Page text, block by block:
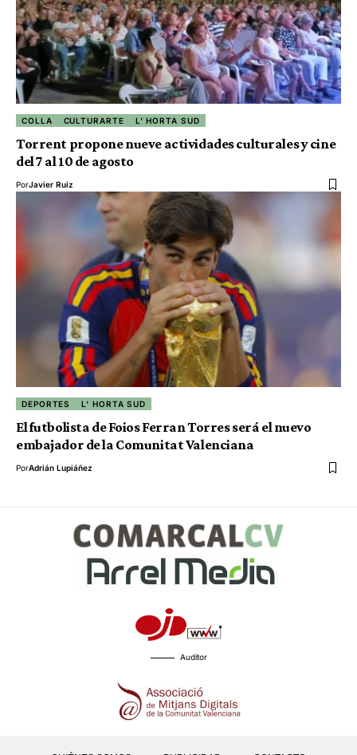
COLLA CULTURARTE L' HORTA SUD
Torrent propone nueve actividades culturales y cine
del 7 al 10 de agosto
PorJavier Ruiz
DEPORTES L' HORTA SUD
El futbolista de Foios Ferran Torres será el nuevo
embajador de la Comunitat Valenciana
PorAdrián Lupiáñez
Auditor